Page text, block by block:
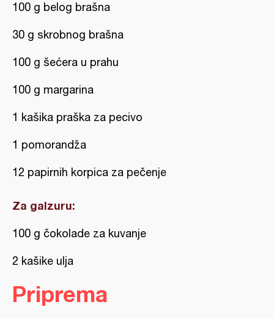
100 g belog brašna
30 g skrobnog brašna
100 g šećera u prahu
100 g margarina
1 kašika praška za pecivo
1 pomorandža
12 papirnih korpica za pečenje
Za galzuru:
100 g čokolade za kuvanje
2 kašike ulja
Priprema